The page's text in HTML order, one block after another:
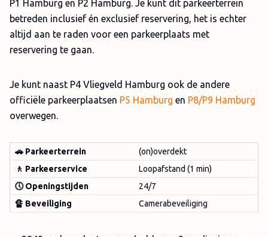
P1 Hamburg en P2 Hamburg. Je kunt dit parkeerterrein
betreden inclusief én exclusief reservering, het is echter
altijd aan te raden voor een parkeerplaats met
reservering te gaan.
Je kunt naast P4 Vliegveld Hamburg ook de andere
officiële parkeerplaatsen P5 Hamburg en P8/P9 Hamburg
overwegen.
🚗 Parkeerterrein
(on)overdekt
🚶 Parkeerservice
Loopafstand (1 min)
🕔 Openingstijden
24/7
🔏 Beveiliging
Camerabeveiliging